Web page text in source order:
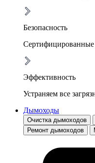
Безопасность
Сертифицированные
Эффективность
Устраняем все
Дымоходы
Очистка дымоходов
Ремонт дымоходов